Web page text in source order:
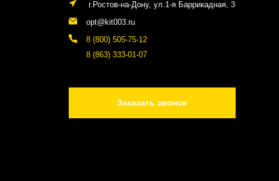
г.Ростов-на-Дону, ул.1-я Баррикадная, 3
opt@kit003.ru
8 (800) 505-75-12
8 (863) 333-01-07
Заказать звонок